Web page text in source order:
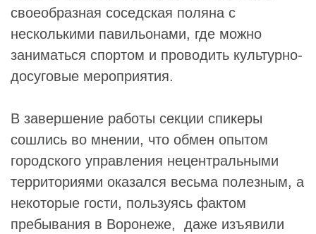
своеобразная соседская поляна с
несколькими павильонами, где можно
заниматься спортом и проводить культурно-
досуговые мероприятия.
В завершение работы секции спикеры
сошлись во мнении, что обмен опытом
городского управления нецентральными
территориями оказался весьма полезным, а
некоторые гости, пользуясь фактом
пребывания в Воронеже, даже изъявили